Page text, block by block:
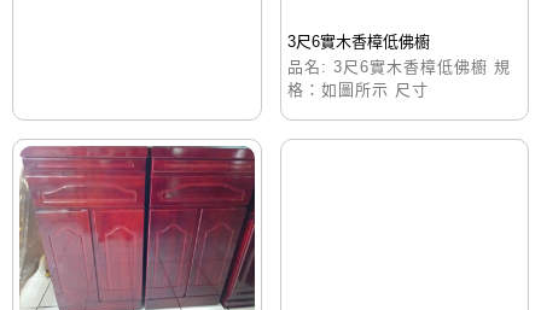
3尺6實木香樟低佛櫥
品名: 3尺6實木香樟低佛櫥 規
格：如圖所示 尺寸